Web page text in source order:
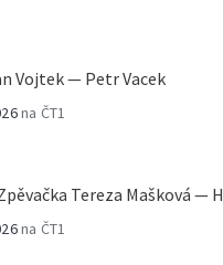
Vojtek — Petr Vacek
na ČT1
Tereza Mašková —
na ČT1